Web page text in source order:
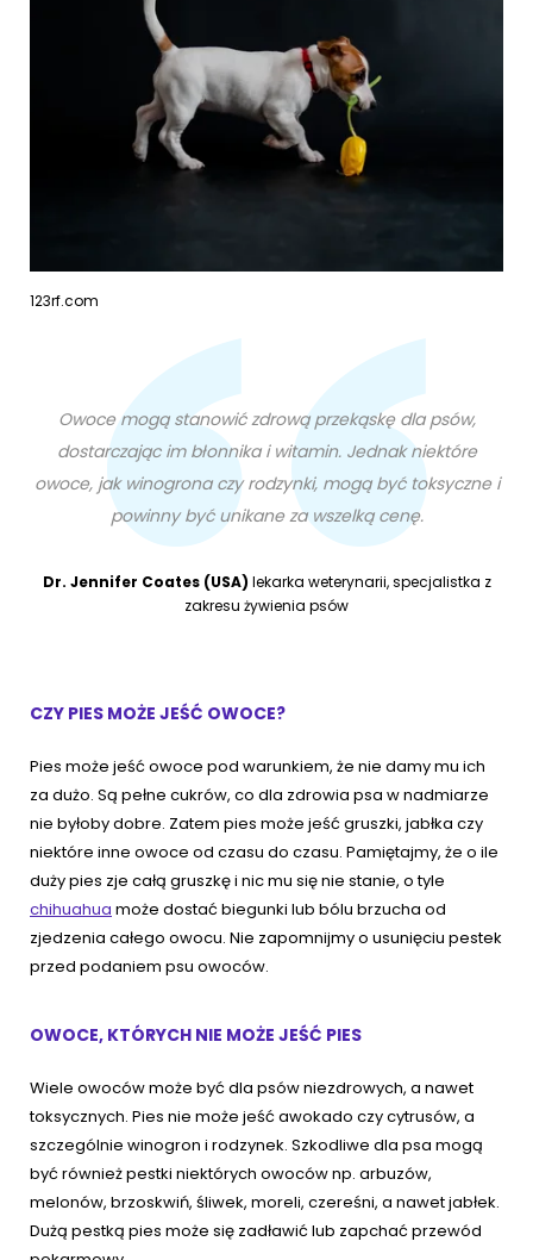
123rf.com
Owoce mogą stanowić zdrową przekąskę dla psów,
dostarczając im błonnika i witamin. Jednak niektóre
owoce, jak winogrona czy rodzynki, mogą być toksyczne i
powinny być unikane za wszelką cenę.
Dr. Jennifer Coates (USA) lekarka weterynarii, specjalistka z
zakresu żywienia psów
CZY PIES MOŻE JEŚĆ OWOCE?
Pies może jeść owoce pod warunkiem, że nie damy mu ich
za dużo. Są pełne cukrów, co dla zdrowia psa w nadmiarze
nie byłoby dobre. Zatem pies może jeść gruszki, jabłka czy
niektóre inne owoce od czasu do czasu. Pamiętajmy, że o ile
duży pies zje całą gruszkę i nic mu się nie stanie, o tyle
chihuahua może dostać biegunki lub bólu brzucha od
zjedzenia całego owocu. Nie zapomnijmy o usunięciu pestek
przed podaniem psu owoców.
OWOCE, KTÓRYCH NIE MOŻE JEŚĆ PIES
Wiele owoców może być dla psów niezdrowych, a nawet
toksycznych. Pies nie może jeść awokado czy cytrusów, a
szczególnie winogron i rodzynek. Szkodliwe dla psa mogą
być również pestki niektórych owoców np. arbuzów,
melonów, brzoskwiń, śliwek, moreli, czereśni, a nawet jabłek.
Dużą pestką pies może się zadławić lub zapchać przewód